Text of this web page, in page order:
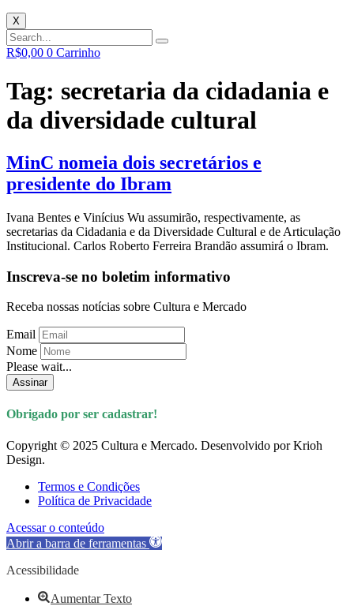
X
R$0,00 0 Carrinho
Tag: secretaria da cidadania e
da diversidade cultural
MinC nomeia dois secretários e
presidente do Ibram
Ivana Bentes e Vinícius Wu assumirão, respectivamente, as
secretarias da Cidadania e da Diversidade Cultural e de Articulação
Institucional. Carlos Roberto Ferreira Brandão assumirá o Ibram.
Inscreva-se no boletim informativo
Receba nossas notícias sobre Cultura e Mercado
Email
Nome
Please wait...
Assinar
Obrigado por ser cadastrar!
Copyright © 2025 Cultura e Mercado. Desenvolvido por Krioh
Design.
Termos e Condições
Política de Privacidade
Acessar o conteúdo
Abrir a barra de ferramentas
Acessibilidade
Aumentar Texto